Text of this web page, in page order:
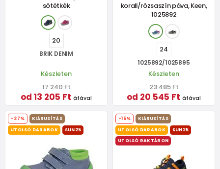
sötétkék
20
BRIK DENIM
Készleten
17 240 Ft
od 13 205 Ft áfával
korall/rózsaszín páva, Keen,
1025892
24
1025892/1025895
Készleten
23 485 Ft
od 20 545 Ft áfával
-37%
KIÁRUSÍTÁS
UTOLSÓ DARABOK
SUN25
-15%
KIÁRUSÍTÁS
UTOLSÓ DARABOK
SUN25
UTOLSÓ RAKTÁRON